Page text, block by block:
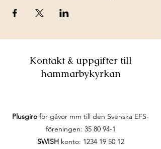
Kontakt & uppgifter till
hammarbykyrkan
Plusgiro för gåvor mm till den Svenska EFS-
föreningen: 35 80 94-1
SWISHkonto: 1234 19 50 12